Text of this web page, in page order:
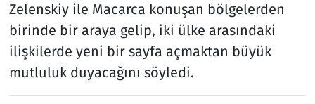
Zelenskiy ile Macarca konuşan bölgelerden
birinde bir araya gelip, iki ülke arasındaki
ilişkilerde yeni bir sayfa açmaktan büyük
mutluluk duyacağını söyledi.